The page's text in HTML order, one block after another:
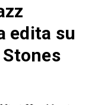
edita su